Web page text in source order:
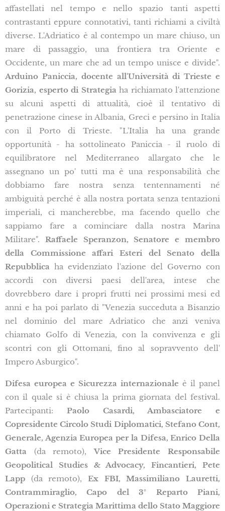
affastellati nel tempo e nello spazio tanti aspetti
contrastanti eppure connotativi, tanti richiami a civiltà
diverse. L'Adriatico è al contempo un mare chiuso, un
mare di passaggio, una frontiera tra Oriente e
Occidente, un mare che ad un tempo unisce e divide".
Arduino Paniccia, docente all'Università di Trieste e
Gorizia, esperto di Strategia ha richiamato l'attenzione
su alcuni aspetti di attualità, cioè il tentativo di
penetrazione cinese in Albania, Greci e persino in Italia
con il Porto di Trieste. "L'Italia ha una grande
opportunità - ha sottolineato Paniccia - il ruolo di
equilibratore nel Mediterraneo allargato che le
assegnano un po' tutti ma è una responsabilità che
dobbiamo fare nostra senza tentennamenti né
ambiguità perché è alla nostra portata senza tentazioni
imperiali, ci mancherebbe, ma facendo quello che
sappiamo fare a cominciare dalla nostra Marina
Militare". Raffaele Speranzon, Senatore e membro
della Commissione affari Esteri del Senato della
Repubblica ha evidenziato l'azione del Governo con
accordi con diversi paesi dell'area, intese che
dovrebbero dare i propri frutti nei prossimi mesi ed
anni e ha poi parlato di "Venezia succeduta a Bisanzio
nel dominio del mare Adriatico che anzi veniva
chiamato Golfo di Venezia, con la convivenza e gli
scontri con gli Ottomani, fino al sopravvento dell'
Impero Asburgico".
Difesa europea e Sicurezza internazionale è il panel
con il quale si è chiusa la prima giornata del festival.
Partecipanti: Paolo Casardi, Ambasciatore e
Copresidente Circolo Studi Diplomatici, Stefano Cont,
Generale, Agenzia Europea per la Difesa, Enrico Della
Gatta (da remoto),Vice Presidente Responsabile
Geopolitical Studies & Advocacy, Fincantieri, Pete
Lapp (da remoto), Ex FBI, Massimiliano Lauretti,
Contrammiraglio, Capo del 3° Reparto Piani,
Operazioni e Strategia Marittima dello Stato Maggiore